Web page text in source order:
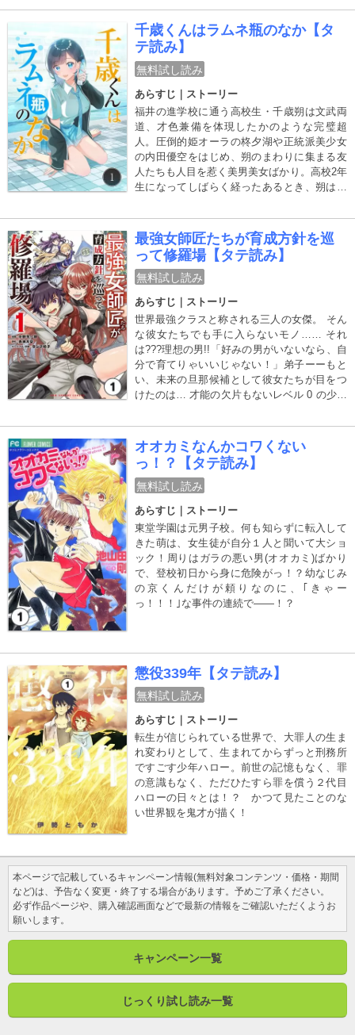
千歳くんはラムネ瓶のなか【タ
テ読み】
無料試し読み
あらすじ｜ストーリー
福井の進学校に通う高校生・千歳朔は文武両
道、才色兼備を体現したかのような完璧超
人。圧倒的姫オーラの柊夕湖や正統派美少女
の内田優空をはじめ、朔のまわりに集まる友
人たちも人目を惹く美男美女ばかり。高校2年
生になってしばらく経ったあるとき、朔は自
の七瀬悠月から突然の告白をされて――？そ
れは青く直情的、甘く刺激的な高校生たちの
青春劇。
最強女師匠たちが育成方針を巡
って修羅場【タテ読み】
無料試し読み
あらすじ｜ストーリー
世界最強クラスと称される三人の女傑。 そん
な彼女たちでも手に入らないモノ…… それ
は???理想の男!!「好みの男がいないなら、自
分で育てりゃいいじゃない！」弟子ーーもと
い、未来の旦那候補として彼女たちが目をつ
けたのは… 才能の欠片もないレベル 0 の少年
野洋一郎×『下ネタという概念が存在しない退
屈な世界』赤城大空のタッグで描く、レベル
UP育成ファンタジー!!
オオカミなんかコワくない
っ！？【タテ読み】
無料試し読み
あらすじ｜ストーリー
東堂学園は元男子校。何も知らずに転入して
きた萌は、女生徒が自分１人と聞いて大ショ
ック！周りはガラの悪い男(オオカミ)ばかり
で、登校初日から身に危険がっ！？幼なじみ
の京くんだけが頼りなのに、｢きゃー
っ！！！｣な事件の連続で――！？
懲役339年【タテ読み】
無料試し読み
あらすじ｜ストーリー
転生が信じられている世界で、大罪人の生ま
れ変わりとして、生まれてからずっと刑務所
ですごす少年ハロー。前世の記憶もなく、罪
の意識もなく、ただひたすら罪を償う２代目
ハローの日々とは！？ かつて見たことのな
い世界観を鬼才が描く！
本ページで記載しているキャンペーン情報(無料対象コンテンツ・価格・期間
など)は、予告なく変更・終了する場合があります。予めご了承ください。
必ず作品ページや、購入確認画面などで最新の情報をご確認いただくようお
願いします。
キャンペーン一覧
じっくり試し読み一覧